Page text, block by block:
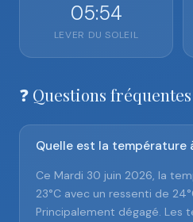
05:54
LEVER DU SOLEIL
❓ Questions
Quelle est la température
Ce Mardi 30 juin 2026, la
23°C avec un ressenti de
Principalement dégagé. Les